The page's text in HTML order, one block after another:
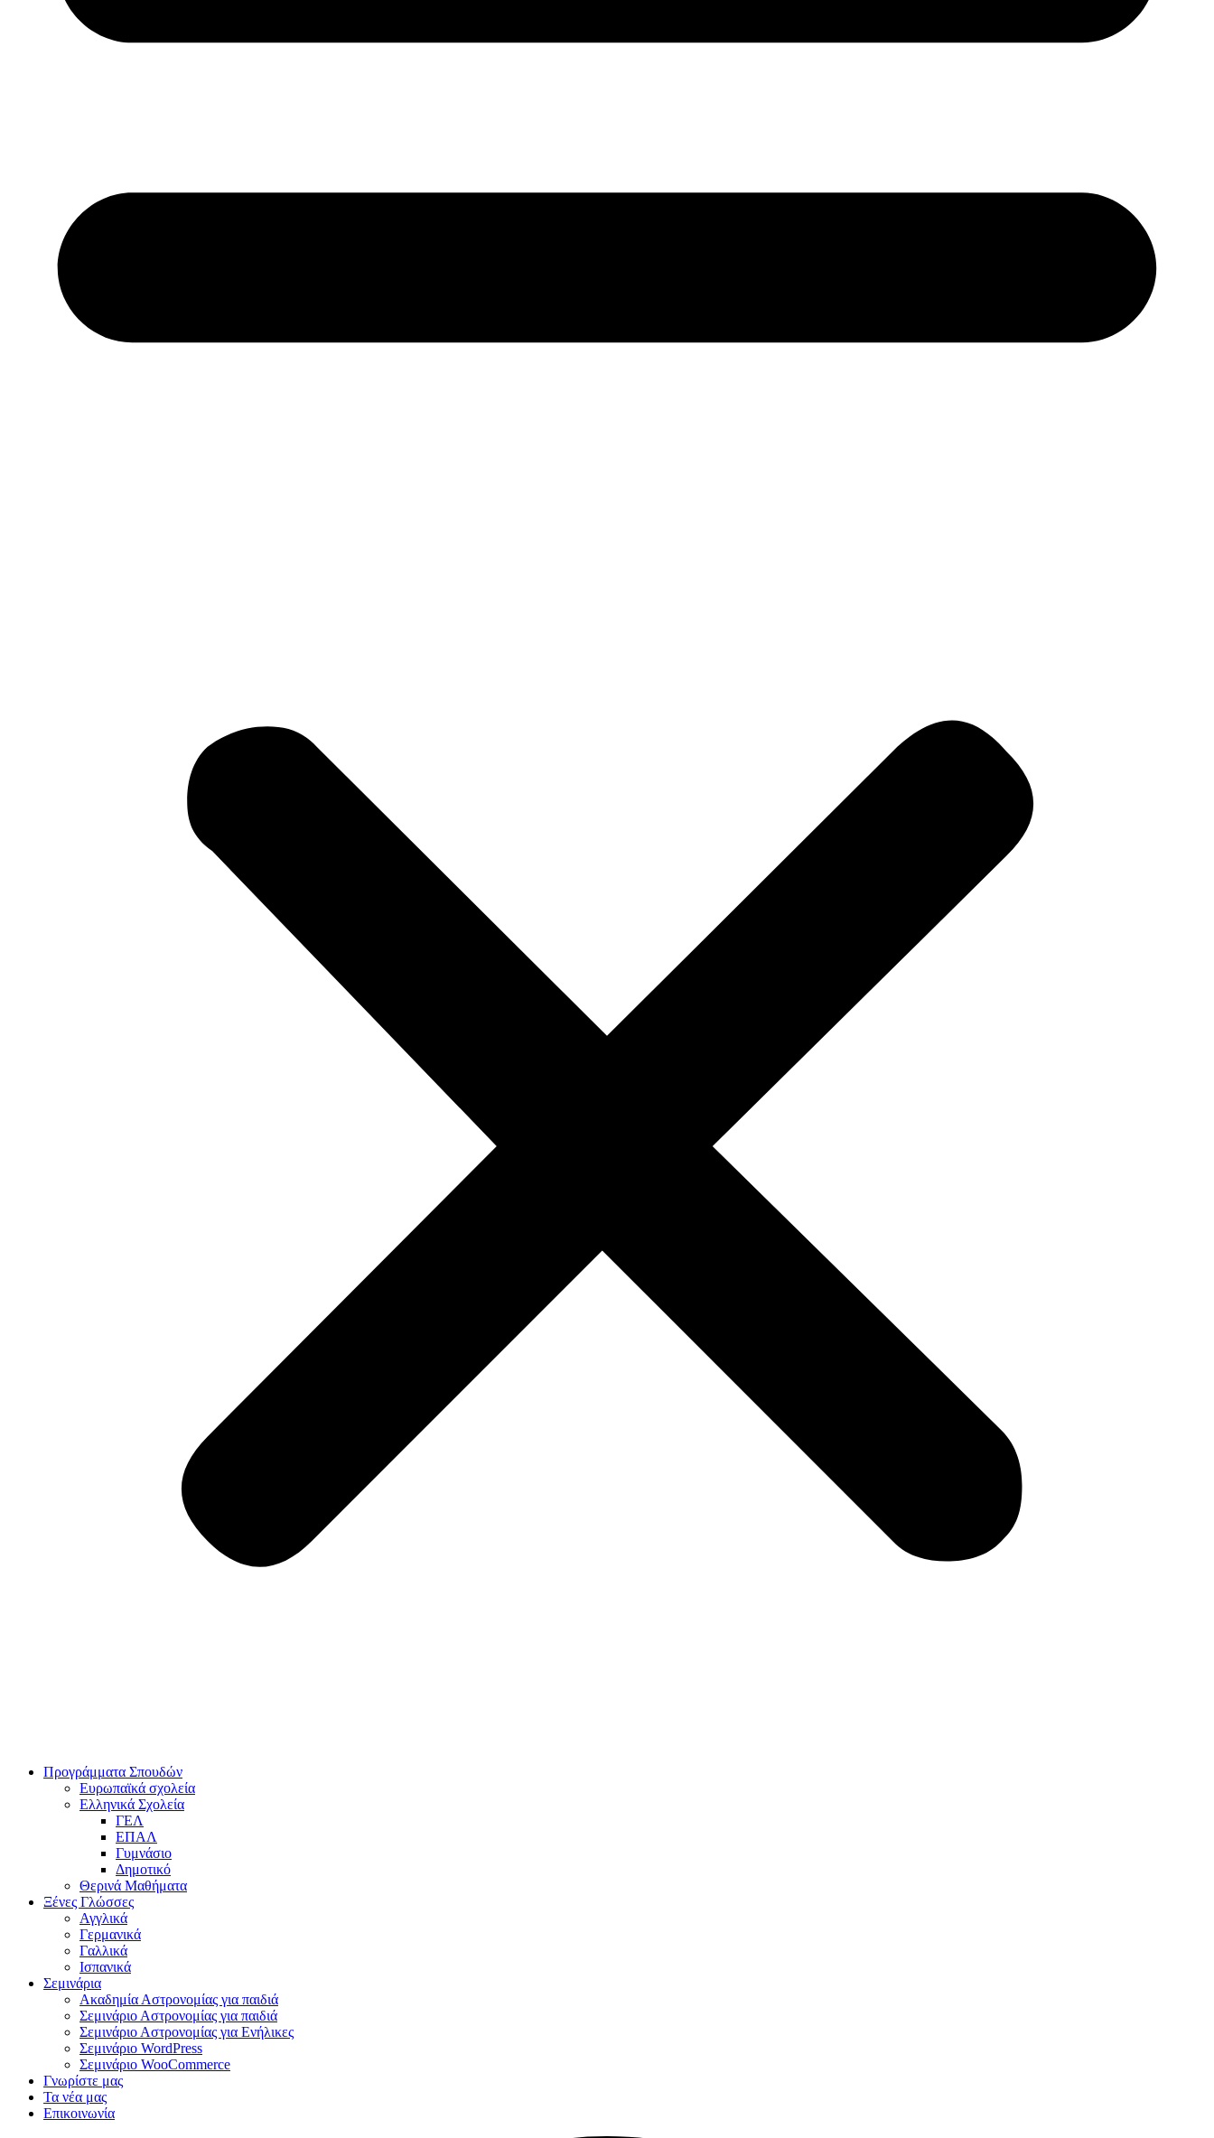
Προγράμματα Σπουδών
Ευρωπαϊκά σχολεία
Ελληνικά Σχολεία
ΓΕΛ
ΕΠΑΛ
Γυμνάσιο
Δημοτικό
Θερινά Μαθήματα
Ξένες Γλώσσες
Αγγλικά
Γερμανικά
Γαλλικά
Ισπανικά
Σεμινάρια
Ακαδημία Αστρονομίας για παιδιά
Σεμινάριο Αστρονομίας για παιδιά
Σεμινάριο Αστρονομίας για Ενήλικες
Σεμινάριο WordPress
Σεμινάριο WooCommerce
Γνωρίστε μας
Τα νέα μας
Επικοινωνία